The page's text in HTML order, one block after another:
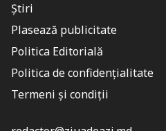
Știri
Plasează publicitate
Politica Editorială
Politica de confidențialitate
Termeni și condiții